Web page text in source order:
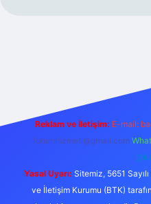
Reklam ve İletişim: E-mail:
forumhizmeti@gmail.com
Yasal Uyarı: Sitemiz, 5651
ve İletişim Kurumu (BTK)